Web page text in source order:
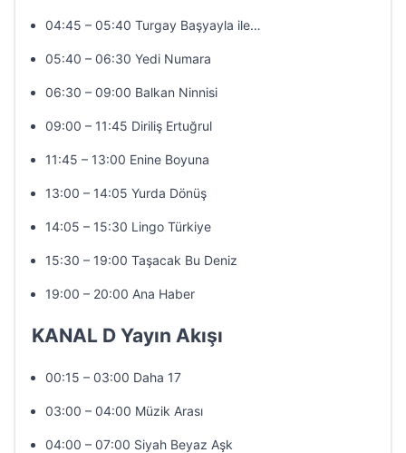
04:45 – 05:40 Turgay Başyayla ile…
05:40 – 06:30 Yedi Numara
06:30 – 09:00 Balkan Ninnisi
09:00 – 11:45 Diriliş Ertuğrul
11:45 – 13:00 Enine Boyuna
13:00 – 14:05 Yurda Dönüş
14:05 – 15:30 Lingo Türkiye
15:30 – 19:00 Taşacak Bu Deniz
19:00 – 20:00 Ana Haber
KANAL D Yayın Akışı
00:15 – 03:00 Daha 17
03:00 – 04:00 Müzik Arası
04:00 – 07:00 Siyah Beyaz Aşk